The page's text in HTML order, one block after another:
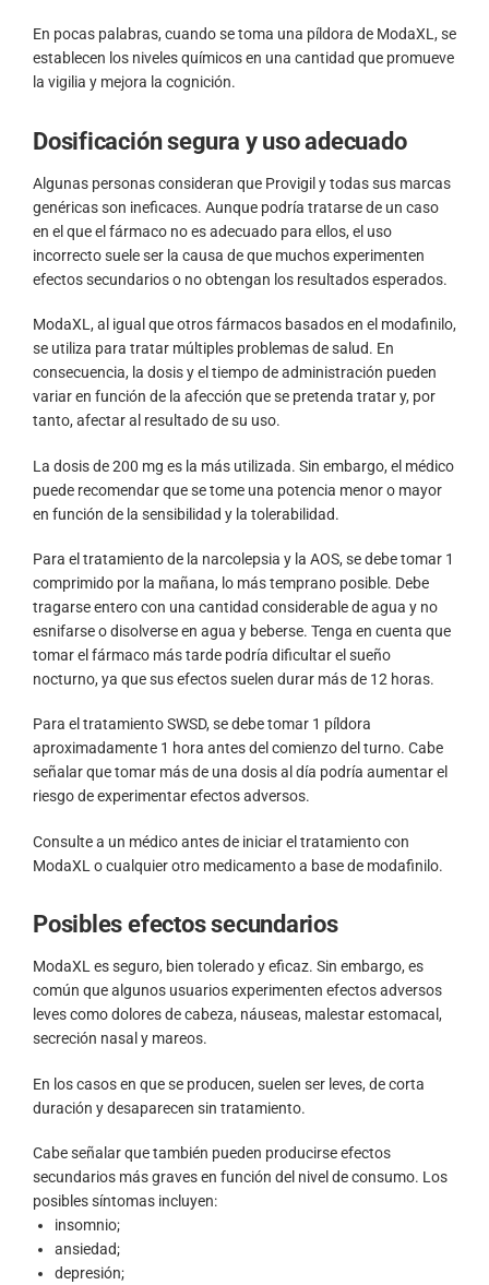
En pocas palabras, cuando se toma una píldora de ModaXL, se
establecen los niveles químicos en una cantidad que promueve
la vigilia y mejora la cognición.
Dosificación segura y uso adecuado
Algunas personas consideran que Provigil y todas sus marcas
genéricas son ineficaces. Aunque podría tratarse de un caso
en el que el fármaco no es adecuado para ellos, el uso
incorrecto suele ser la causa de que muchos experimenten
efectos secundarios o no obtengan los resultados esperados.
ModaXL, al igual que otros fármacos basados en el modafinilo,
se utiliza para tratar múltiples problemas de salud. En
consecuencia, la dosis y el tiempo de administración pueden
variar en función de la afección que se pretenda tratar y, por
tanto, afectar al resultado de su uso.
La dosis de 200 mg es la más utilizada. Sin embargo, el médico
puede recomendar que se tome una potencia menor o mayor
en función de la sensibilidad y la tolerabilidad.
Para el tratamiento de la narcolepsia y la AOS, se debe tomar 1
comprimido por la mañana, lo más temprano posible. Debe
tragarse entero con una cantidad considerable de agua y no
esnifarse o disolverse en agua y beberse. Tenga en cuenta que
tomar el fármaco más tarde podría dificultar el sueño
nocturno, ya que sus efectos suelen durar más de 12 horas.
Para el tratamiento SWSD, se debe tomar 1 píldora
aproximadamente 1 hora antes del comienzo del turno. Cabe
señalar que tomar más de una dosis al día podría aumentar el
riesgo de experimentar efectos adversos.
Consulte a un médico antes de iniciar el tratamiento con
ModaXL o cualquier otro medicamento a base de modafinilo.
Posibles efectos secundarios
ModaXL es seguro, bien tolerado y eficaz. Sin embargo, es
común que algunos usuarios experimenten efectos adversos
leves como dolores de cabeza, náuseas, malestar estomacal,
secreción nasal y mareos.
En los casos en que se producen, suelen ser leves, de corta
duración y desaparecen sin tratamiento.
Cabe señalar que también pueden producirse efectos
secundarios más graves en función del nivel de consumo. Los
posibles síntomas incluyen:
insomnio;
ansiedad;
depresión;